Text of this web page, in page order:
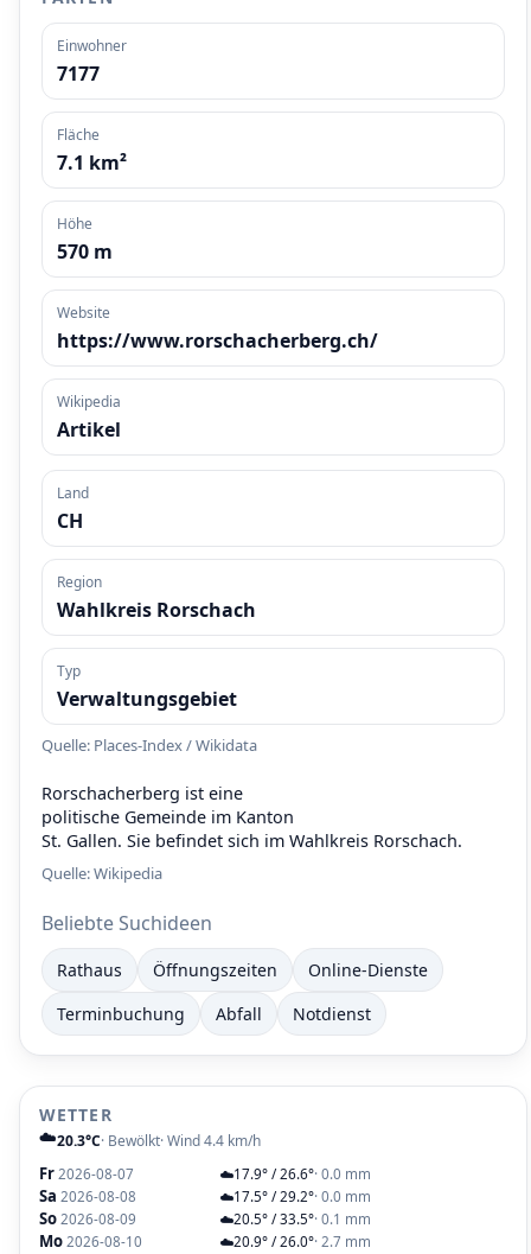
Einwohner
7177
Fläche
7.1 km²
Höhe
570 m
Website
https://www.rorschacherberg.ch/
Wikipedia
Artikel
Land
CH
Region
Wahlkreis Rorschach
Typ
Verwaltungsgebiet
Quelle: Places-Index / Wikidata
Rorschacherberg ist eine
politische Gemeinde im Kanton
St. Gallen. Sie befindet sich im Wahlkreis Rorschach.
Quelle:Wikipedia
Beliebte Suchideen
Rathaus Öffnungszeiten
Online-Dienste
Terminbuchung
Abfall Notdienst
WETTER
☁️20.3°C· Bewölkt· Wind 4.4 km/h
Fr2026-08-07 ☁️17.9° / 26.6°· 0.0 mm
Sa 2026-08-08 ☁️17.5° / 29.2°· 0.0 mm
So2026-08-09 ☁️20.5° / 33.5°· 0.1 mm
Mo2026-08-10 ☁️20.9° / 26.0°· 2.7 mm